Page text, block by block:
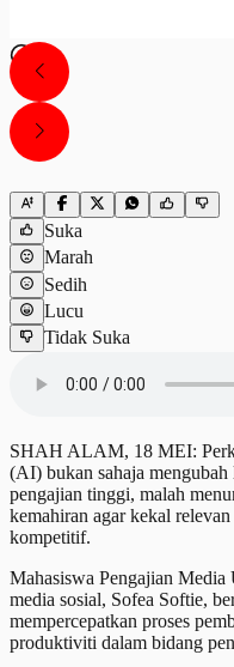
Suka
Marah
Sedih
Lucu
Tidak Suka
SHAH ALAM, 18 MEI:
(AI) bukan sahaja
pengajian tinggi, malah
kemahiran agar kekal
kompetitif.
Mahasiswa Pengajian
media sosial, Sofea Softie,
mempercepatkan proses
produktiviti dalam bidang